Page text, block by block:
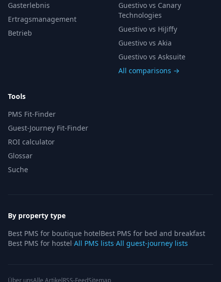
Gasterlebnis
Ertragsmanagement
Betrieb
Guestivo vs Canary
Technologies
Guestivo vs HiJiffy
Guestivo vs Akia
Guestivo vs Asksuite
All comparisons →
Tools
PMS Fit-Finder
Guest-Journey Fit-Finder
ROI calculator
Glossar
Suche
By property type
Best PMS for boutique hotelBest PMS for bed and breakfast
Best PMS for hostel·All PMS lists·All guest-journey lists
Über unsAlle ArtikelRSS-FeedSitemap